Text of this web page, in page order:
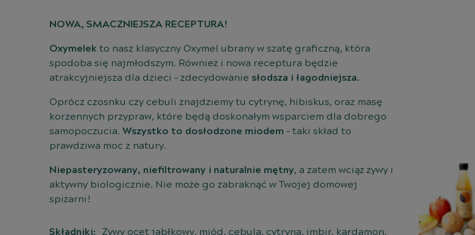
NOWA, SMACZNIEJSZA RECEPTURA!
Oxymelek to nasz klasyczny Oxymel ubrany w szatę graficzną, która
spodoba się najmłodszym. Również i nowa receptura będzie
atrakcyjniejsza dla dzieci – zdecydowanie słodsza i łagodniejsza.
Oprócz czosnku czy cebuli znajdziemy tu cytrynę, hibiskus, oraz masę
korzennych przypraw, które będą doskonałym wsparciem dla dobrego
samopoczucia. Wszystko to dosłodzone miodem – taki skład to
prawdziwa moc z natury.
Niepasteryzowany, niefiltrowany i naturalnie mętny, a zatem wciąż żywy i
aktywny biologicznie. Nie może go zabraknąć w Twojej domowej
spiżarni!
Składniki: Żywy ocet jabłkowy, miód, cebula, cytryna, imbir, kardamon,